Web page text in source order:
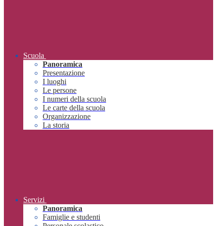
Scuola
Panoramica
Presentazione
I luoghi
Le persone
I numeri della scuola
Le carte della scuola
Organizzazione
La storia
Servizi
Panoramica
Famiglie e studenti